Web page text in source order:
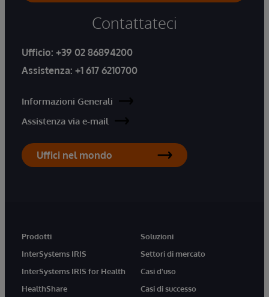
Contattateci
Ufficio: +39 02 86894200
Assistenza: +1 617 6210700
Informazioni Generali
Assistenza via e-mail
Uffici nel mondo
Prodotti
InterSystems IRIS
InterSystems IRIS for Health
HealthShare
Soluzioni
Settori di mercato
Casi d'uso
Casi di successo